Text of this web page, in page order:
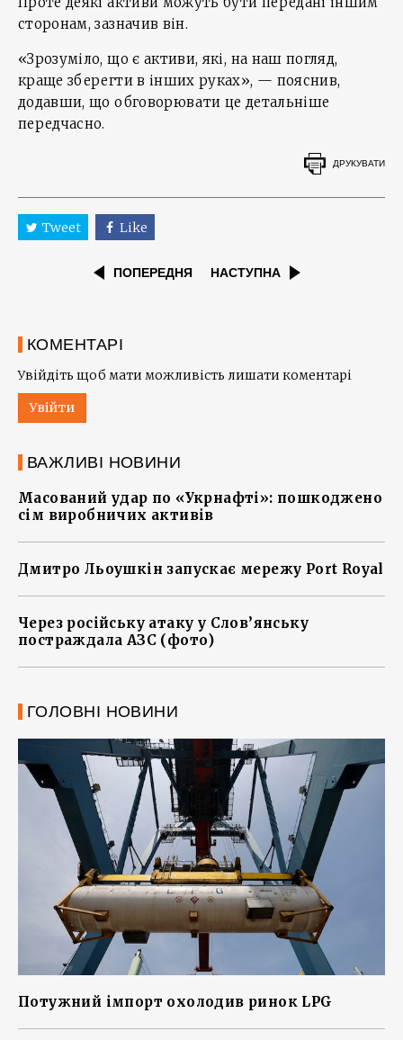
сторонам, зазначив він.
«Зрозуміло, що є активи, які, на наш погляд,
краще зберегти в інших руках», — пояснив,
додавши, що обговорювати це детальніше
передчасно.
ДРУКУВАТИ
Tweet Like
ПОПЕРЕДНЯ НАСТУПНА
КОМЕНТАРІ
Увійдіть щоб мати можливість лишати коментарі
Увійти
ВАЖЛИВІ НОВИНИ
Масований удар по «Укрнафті»: пошкоджено
сім виробничих активів
Дмитро Льоушкін запускає мережу Port Royal
Через російську атаку у Слов’янську
постраждала АЗС (фото)
ГОЛОВНІ НОВИНИ
Потужний імпорт охолодив ринок LPG